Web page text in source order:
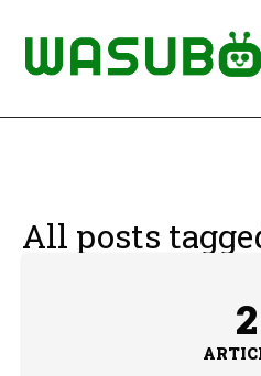
All posts
2